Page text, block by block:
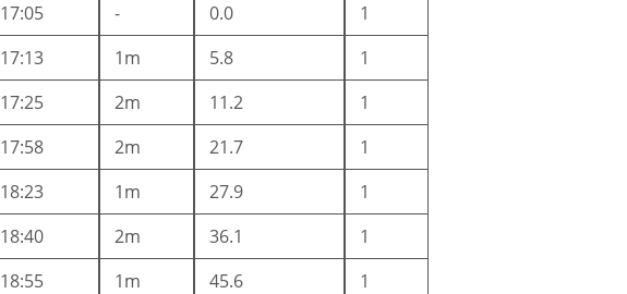
17:05 - 0.0
1
17:13 1m 5.8
1
17:25 2m 11.2
1
17:58 2m 21.7
1
18:23 1m 27.9
1
18:40 2m 36.1
1
18:55 1m 45.6
1